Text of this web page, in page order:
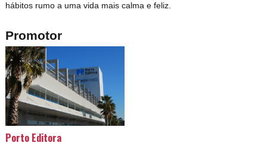
hábitos rumo a uma vida mais calma e feliz.
Promotor
Porto Editora